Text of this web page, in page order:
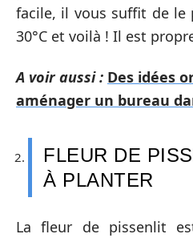
facile, il vous suffit de le
30°C et voilà ! Il est
A voir aussi : Des idées
aménager un bureau
FLEUR DE
À PLANTER
La fleur de pissenlit